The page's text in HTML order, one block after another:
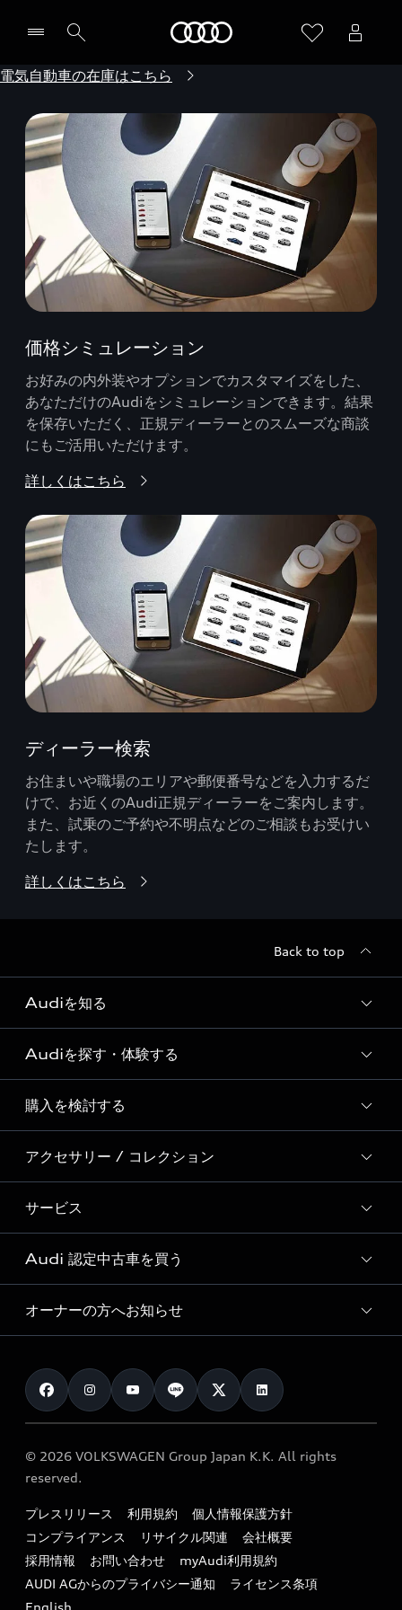
電気自動車の在庫はこちら
価格シミュレーション
お好みの内外装やオプションでカスタマイズをした、
あなただけのAudiをシミュレーションできます。結果
を保存いただく、正規ディーラーとのスムーズな商談
にもご活用いただけます。
詳しくはこちら
ディーラー検索
お住まいや職場のエリアや郵便番号などを入力するだ
けで、お近くのAudi正規ディーラーをご案内します。
また、試乗のご予約や不明点などのご相談もお受けい
たします。
詳しくはこちら
Back to top
Audiを知る
Audi ブランド
Story of Progress
Audi Sport
Formula 1®
デジタルサービス
Audiを探す・体験する
ディーラー検索
新車在庫検索
試乗車・展示車検索
見積り依頼
試乗予約
購入を検討する
モデル一覧
特別仕様モデル / 限定モデル
e-tronラインアップ
価格シミュレーション
車両比較
カタログ一覧
アクセサリー / コレクション
純正アクセサリー
オンラインショップ
Audi collection
アウディナビアプリ
サービス
サービス入庫予約
サービスプログラム
メンテナンス
車検 / 定期点検
e-tronアフターサポート
myAudi
Audi 認定中古車を買う
Audi認定中古車
クオリティ
保証
メンテナンス
ファイナンス
キャンペーン / イベント
買取査定
オーナーの方へお知らせ
お知らせ
オーナー様向けキャンペーン
特定整備適用車一覧
リサイクル法
よくある質問（FAQ）
© 2026 VOLKSWAGEN Group Japan K.K. All rights
reserved.
プレスリリース 利用規約
個人情報保護方針
コンプライアンス
リサイクル関連
会社概要
採用情報
お問い合わせ
myAudi利用規約
AUDI AGからのプライバシー通知
ライセンス条項
English